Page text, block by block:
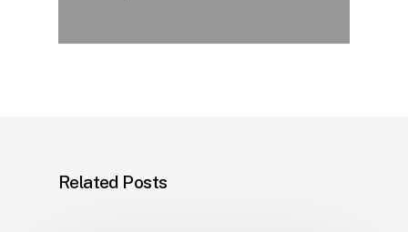
Related Posts